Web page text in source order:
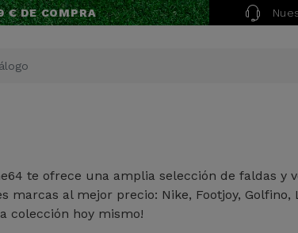
€ DE COMPRA
te ofrece una amplia selección de faldas
marcas al mejor precio: Nike, Footjoy,
colección hoy mismo!